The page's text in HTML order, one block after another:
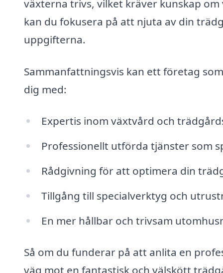
växterna trivs, vilket kräver kunskap
kan du fokusera på att njuta av din
uppgifterna.
Sammanfattningsvis kan ett företag
dig med:
Expertis inom växtvård och
Professionellt utförda tjänster som
Rådgivning för att optimera din
Tillgång till specialverktyg och
En mer hållbar och trivsam
Så om du funderar på att anlita en